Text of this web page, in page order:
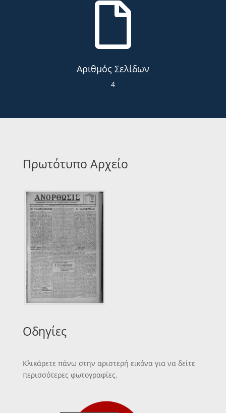

Αριθμός Σελίδων
4
Πρωτότυπο Αρχείο
Οδηγίες
Κλικάρετε πάνω στην αριστερή εικόνα για να δείτε
περισσότερες φωτογραφίες.